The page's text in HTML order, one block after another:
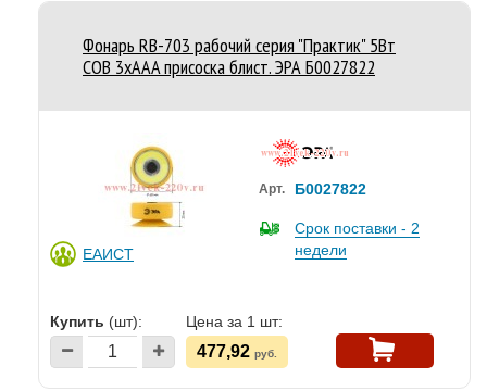
Фонарь RB-703 рабочий серия "Практик" 5Вт
COB 3хAAA присоска блист. ЭРА Б0027822
ЕАИСТ
Арт. Б0027822
Срок поставки - 2
недели
Купить (шт): Цена за 1 шт:
477,92 руб.